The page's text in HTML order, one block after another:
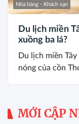
Nhà hàng - Khách sạn
Du lịch miền
xuồng ba lá?
Du lịch miền
nóng của cồn
MỚI CẬP